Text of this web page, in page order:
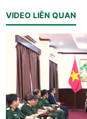
VIDEO LIÊN QUAN